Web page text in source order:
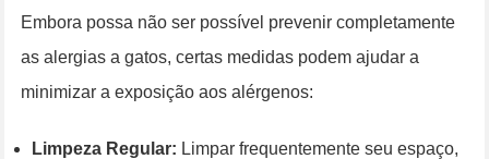
Embora possa não ser possível prevenir completamente
as alergias a gatos, certas medidas podem ajudar a
minimizar a exposição aos alérgenos:
Limpeza Regular: Limpar frequentemente seu espaço,